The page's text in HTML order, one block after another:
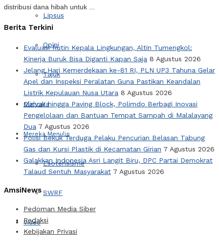
Lipsus
Opini
Tajuk
Olahraga
Mereka Menulis
Esoterisisme
SWRF
Video
distribusi dana hibah untuk ...
Berita Terkini
Evaluasi Rutin Kepala Lingkungan, Altin Tumengkol:
Kinerja Buruk Bisa Diganti Kapan Saja 8 Agustus 2026
Jelang Hari Kemerdekaan ke-81 RI, PLN UP3 Tahuna Gelar
Apel dan Inspeksi Peralatan Guna Pastikan Keandalan
Listrik Kepulauan Nusa Utara 8 Agustus 2026
Minyak hingga Paving Block, Polimdo Berbagi Inovasi
Pengelolaan dan Bantuan Tempat Sampah di Malalayang
Dua 7 Agustus 2026
Polisi Bekuk Terduga Pelaku Pencurian Belasan Tabung
Gas dan Kursi Plastik di Kecamatan Girian 7 Agustus 2026
Galakkan Indonesia Asri Langit Biru, DPC Partai Demokrat
Talaud Sentuh Masyarakat 7 Agustus 2026
AmsiNews
Pedoman Media Siber
Redaksi
Kebijakan Privasi